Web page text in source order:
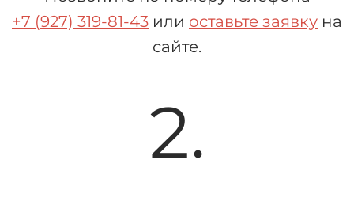
+7 (927) 319-81-43 или оставьте заявку на
сайте.
2.